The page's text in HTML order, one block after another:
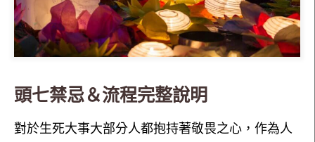
頭七禁忌＆流程完整說明
對於生死大事大部分人都抱持著敬畏之心，作為人